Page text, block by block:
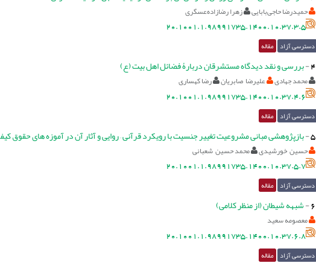
حمیدرضا حاجی‌بابایی زهرا رضازاده‌عسگری
20.1001.1.98991735.1400.10.37.3.5
دسترسی آزاد مقاله
4
-بررسی و نقد دیدگاه مستشرقان دربارۀ فضائل اهل بیت (ع)
محمد جهادی علیرضا صابریان رضا کهساری
20.1001.1.98991735.1400.10.37.4.6
دسترسی آزاد مقاله
5
-بازپژوهشی مبانی مشروعیت تغییر جنسیت با رویکرد قرآنی – روایی و آثار آن در آموزه های حقوق
حسین خورشیدی محمد حسین شعبانی
20.1001.1.98991735.1400.10.37.5.7
دسترسی آزاد مقاله
6
-شبهه شیطان (از منظر کلامی)
معصومه سعید
20.1001.1.98991735.1400.10.37.6.8
دسترسی آزاد مقاله